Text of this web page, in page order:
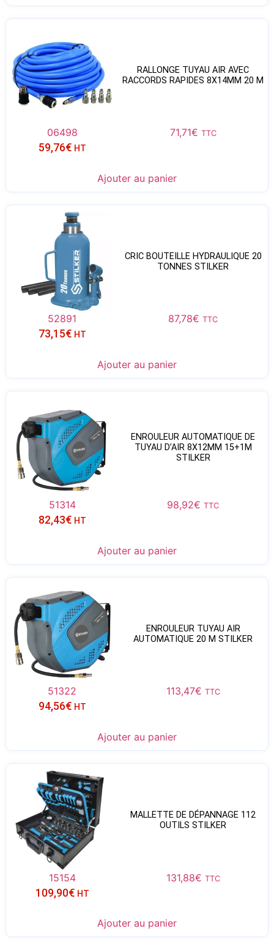
RALLONGE TUYAU AIR AVEC
RACCORDS RAPIDES 8X14MM 20 M
06498 71,71€ TTC
59,76€ HT
Ajouter au panier
CRIC BOUTEILLE HYDRAULIQUE 20
TONNES STILKER
52891 87,78€ TTC
73,15€ HT
Ajouter au panier
ENROULEUR AUTOMATIQUE DE
TUYAU D’AIR 8X12MM 15+1M
STILKER
51314 98,92€ TTC
82,43€ HT
Ajouter au panier
ENROULEUR TUYAU AIR
AUTOMATIQUE 20 M STILKER
51322 113,47€ TTC
94,56€ HT
Ajouter au panier
MALLETTE DE DÉPANNAGE 112
OUTILS STILKER
15154 131,88€ TTC
109,90€ HT
Ajouter au panier